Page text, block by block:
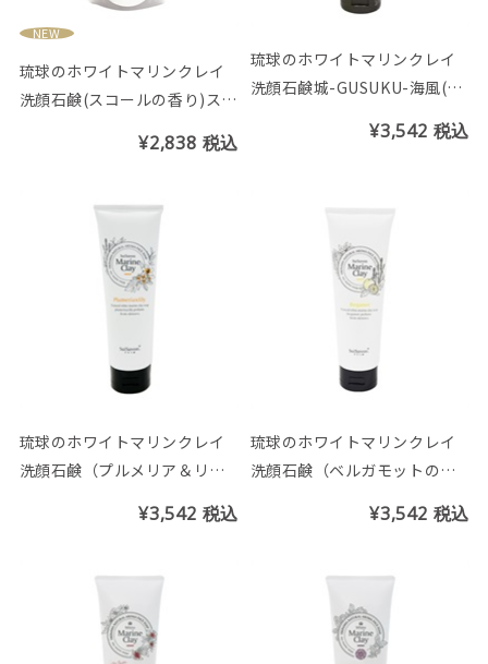
NEW
琉球のホワイトマリンクレイ
洗顔石鹸(スコールの香り)スパ
¥2,838 税込
琉球のホワイトマリンクレイ
洗顔石鹸城-GUSUKU-海風(う
¥3,542 税込
琉球のホワイトマリンクレイ
洗顔石鹸（プルメリア＆リリ
¥3,542 税込
琉球のホワイトマリンクレイ
洗顔石鹸（ベルガモットの香
¥3,542 税込